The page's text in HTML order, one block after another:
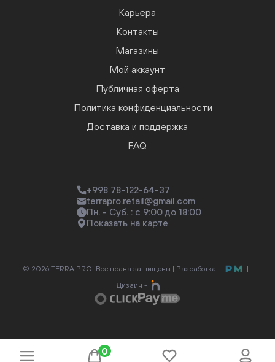
0
Карьера
Контакты
Магазины
Мой аккаунт
Публичная оферта
Политика конфиденциальности
Доставка и поддержка
FAQ
+998 78-122-64-37
terrapro.retail@gmail.com
Пн. - Суб. : с 9:00 до 18:00
Показать на карте
© 2026 TERRA PRO. Все права защищены | Разработка -
Дизайн -